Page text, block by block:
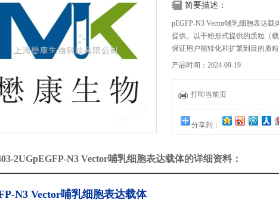
简要描述：
pEGFP-N3 Vector哺乳细胞表达
提供。以干粉形式提供的质粒（
保证用户能转化和扩繁到目的质粒
产品时间：2024-09-19
打印当前页
分享到：
2UGpEGFP-N3 Vector哺乳细胞表达载体的详细资料：
N3 Vector哺乳细胞表达载体